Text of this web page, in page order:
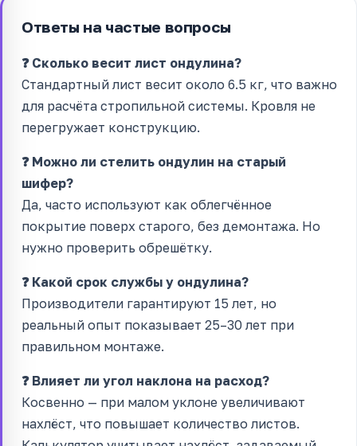
Ответы на частые вопросы
❓ Сколько весит лист ондулина?
Стандартный лист весит около 6.5 кг, что важно
для расчёта стропильной системы. Кровля не
перегружает конструкцию.
❓ Можно ли стелить ондулин на старый
шифер?
Да, часто используют как облегчённое
покрытие поверх старого, без демонтажа. Но
нужно проверить обрешётку.
❓ Какой срок службы у ондулина?
Производители гарантируют 15 лет, но
реальный опыт показывает 25–30 лет при
правильном монтаже.
❓ Влияет ли угол наклона на расход?
Косвенно — при малом уклоне увеличивают
нахлёст, что повышает количество листов.